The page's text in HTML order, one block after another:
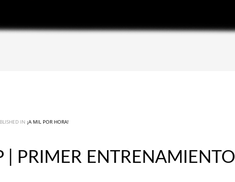
IN¡A MIL POR HORA!
| PRIMER ENTRENAMIENTO